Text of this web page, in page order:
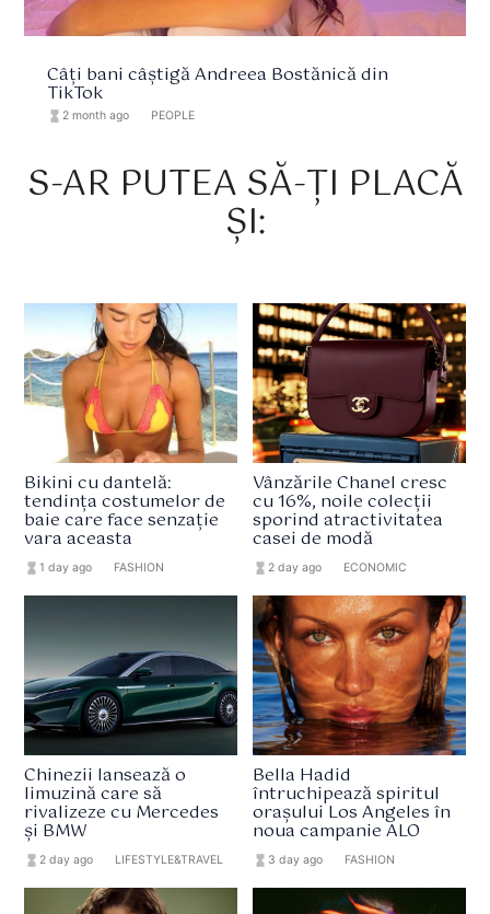
Câți bani câștigă Andreea Bostănică din
TikTok
hourglass_full 2 month ago PEOPLE
S-AR PUTEA SĂ-ȚI PLACĂ
ȘI:
Bikini cu dantelă:
tendința costumelor de
baie care face senzație
vara aceasta
hourglass_full1 day ago FASHION
Vânzările Chanel cresc
cu 16%, noile colecții
sporind atractivitatea
casei de modă
hourglass_full 2 day ago ECONOMIC
Chinezii lansează o
limuzină care să
rivalizeze cu Mercedes
și BMW
hourglass_full 2 day ago LIFESTYLE&TRAVEL
Bella Hadid
întruchipează spiritul
orașului Los Angeles în
noua campanie ALO
hourglass_full 3 day ago FASHION